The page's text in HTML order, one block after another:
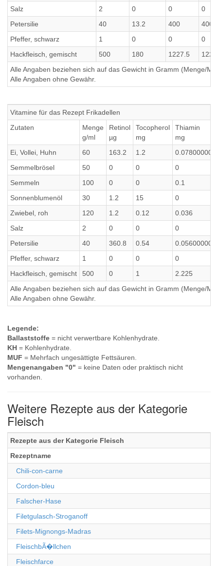
Salz 2 0 0
0
Petersilie
40 13.2 400
400
Pfeffer, schwarz
1 0 0
0
Hackfleisch, gemischt
500 180 1227.5
Alle Angaben beziehen sich auf das Gewicht in Gramm (Menge/
Alle Angaben ohne Gewähr.
Vitamine für das Rezept Frikadellen
Zutaten
Menge
g/ml
Retinol
µg
Tocopherol
mg
Thiamin
mg
Ei, Vollei, Huhn
60 163.2 1.2
Semmelbrösel
50 0 0
0
Semmeln
100 0 0
0.1
Sonnenblumenöl
30 1.2 15
0
Zwiebel, roh
120 1.2 0.12
0.036
Salz
2 0 0
0
Petersilie
40 360.8 0.54
Pfeffer, schwarz
1 0 0
0
Hackfleisch, gemischt
500 0 1
2.225
Alle Angaben beziehen sich auf das Gewicht in Gramm (Menge/
Alle Angaben ohne Gewähr.
Legende:
Ballaststoffe = nicht verwertbare Kohlenhydrate.
KH = Kohlenhydrate.
MUF = Mehrfach ungesättigte Fettsäuren.
Mengenangaben "0" = keine Daten oder praktisch nicht
vorhanden.
Weitere Rezepte aus der Kategorie
Fleisch
Rezepte aus der Kategorie Fleisch
Rezeptname
Chili-con-carne
Cordon-bleu
Falscher-Hase
Filetgulasch-Stroganoff
Filets-Mignongs-Madras
FleischbÃ�llchen
Fleischfarce